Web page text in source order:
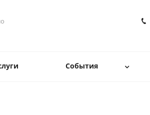
События